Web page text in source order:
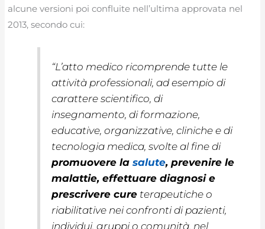
alcune versioni poi confluite nell’ultima approvata nel
2013, secondo cui:
“L’atto medico ricomprende tutte le
attività professionali, ad esempio di
carattere scientifico, di
insegnamento, di formazione,
educative, organizzative, cliniche e di
tecnologia medica, svolte al fine di
promuovere lasalute, prevenire le
malattie, effettuare diagnosi e
prescrivere cure terapeutiche o
riabilitative nei confronti di pazienti,
individui, gruppi o comunità, nel